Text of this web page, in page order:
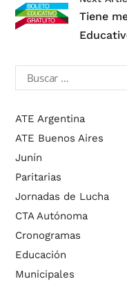
Tiene
ATE Argentina
ATE Buenos Aires
Junín
Paritarias
Jornadas de Lucha
CTA Autónoma
Cronogramas
Educación
Municipales